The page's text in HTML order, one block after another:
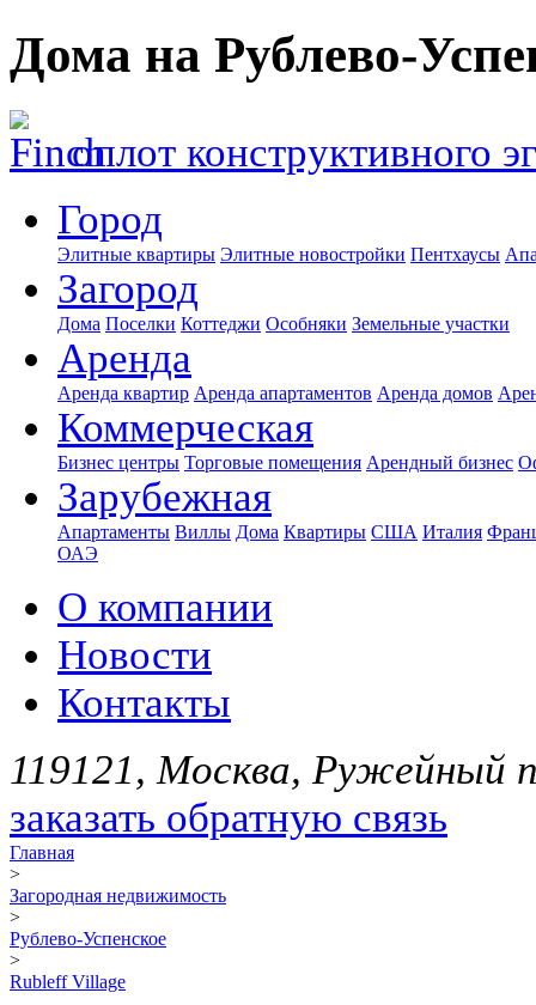
Дома на Рублево-
оплот конструктивного
Город
Элитные квартиры Элитные новостройки Пентхаусы
Загород
Дома Поселки Коттеджи Особняки Земельные участки
Аренда
Аренда квартир Аренда апартаментов Аренда домов
Коммерческая
Бизнес центры Торговые помещения Арендный бизнес
Зарубежная
Апартаменты Виллы Дома Квартиры США Италия
ОАЭ
О компании
Новости
Контакты
119121, Москва, Ружейный
заказать обратную связь
Главная
>
Загородная недвижимость
>
Рублево-Успенское
>
Rubleff Village